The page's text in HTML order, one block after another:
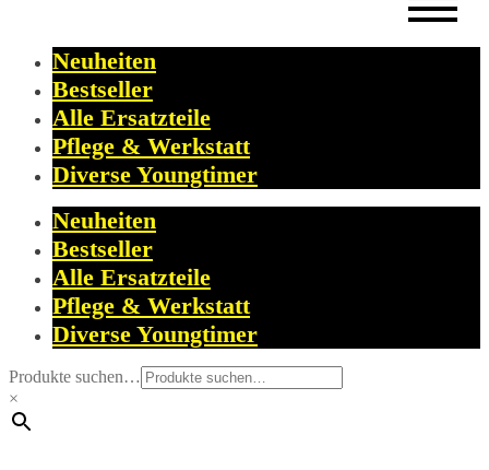
Neuheiten
Bestseller
Alle Ersatzteile
Pflege & Werkstatt
Diverse Youngtimer
Neuheiten
Bestseller
Alle Ersatzteile
Pflege & Werkstatt
Diverse Youngtimer
Produkte suchen…
×